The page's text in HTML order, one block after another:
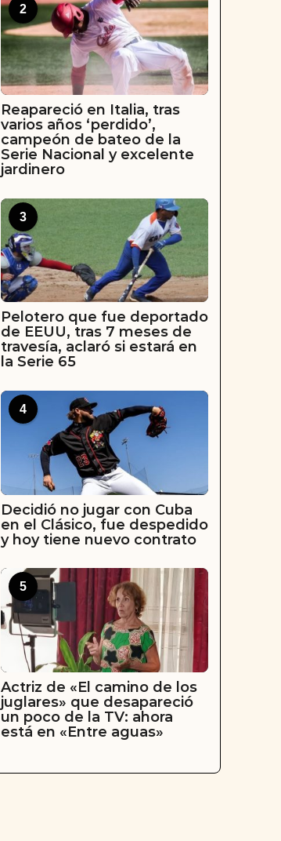
2
Reapareció en Italia, tras
varios años ‘perdido’,
campeón de bateo de la
Serie Nacional y excelente
jardinero
3
Pelotero que fue deportado
de EEUU, tras 7 meses de
travesía, aclaró si estará en
la Serie 65
4
Decidió no jugar con Cuba
en el Clásico, fue despedido
y hoy tiene nuevo contrato
5
Actriz de «El camino de los
juglares» que desapareció
un poco de la TV: ahora
está en «Entre aguas»